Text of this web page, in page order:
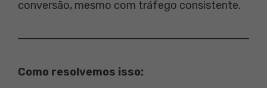
conversão, mesmo com tráfego consistente.
Como resolvemos isso: